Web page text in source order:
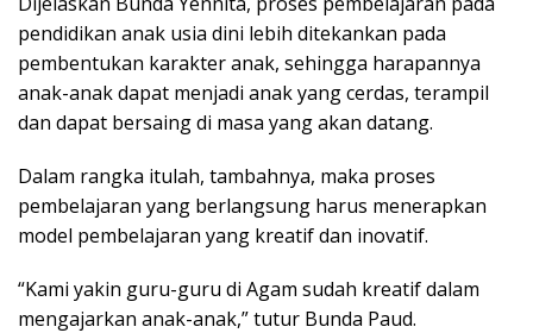
pendidikan anak usia dini lebih ditekankan pada
pembentukan karakter anak, sehingga harapannya
anak-anak dapat menjadi anak yang cerdas, terampil
dan dapat bersaing di masa yang akan datang.
Dalam rangka itulah, tambahnya, maka proses
pembelajaran yang berlangsung harus menerapkan
model pembelajaran yang kreatif dan inovatif.
“Kami yakin guru-guru di Agam sudah kreatif dalam
mengajarkan anak-anak,” tutur Bunda Paud.